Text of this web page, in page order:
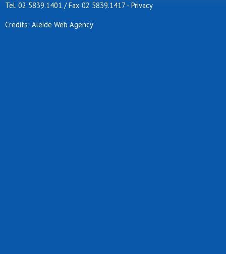
Tel. 02 5839.1401 / Fax 02 5839.1417 - Privacy
Credits: Aleide Web Agency